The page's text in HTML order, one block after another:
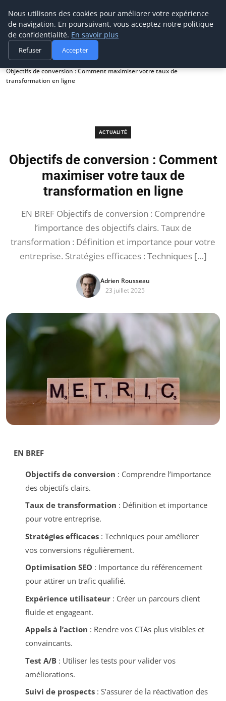
Prospection Pro
Accueil
Actualité
Objectifs de conversion : Comment maximiser votre taux de
transformation en ligne
ACTUALITÉ
Objectifs de conversion : Comment
maximiser votre taux de
transformation en ligne
EN BREF Objectifs de conversion : Comprendre
l’importance des objectifs clairs. Taux de
transformation : Définition et importance pour votre
entreprise. Stratégies efficaces : Techniques […]
Adrien Rousseau
23 juillet 2025
EN BREF
Objectifs de conversion : Comprendre l’importance
des objectifs clairs.
Taux de transformation : Définition et importance
pour votre entreprise.
Stratégies efficaces: Techniques pour améliorer
vos conversions régulièrement.
Optimisation SEO : Importance du référencement
pour attirer un trafic qualifié.
Expérience utilisateur: Créer un parcours client
fluide et engageant.
Appels à l’action : Rendre vos CTAs plus visibles et
convaincants.
Test A/B: Utiliser les tests pour valider vos
améliorations.
Suivi de prospects: S’assurer de la réactivation des
Nous utilisons des cookies pour améliorer votre expérience
de navigation. En poursuivant, vous acceptez notre politique
de confidentialité. En savoir plus
Refuser Accepter